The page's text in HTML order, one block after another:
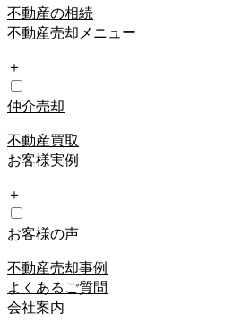
不動産の相続
不動産売却メニュー
＋
仲介売却
不動産買取
お客様実例
＋
お客様の声
不動産売却事例
よくあるご質問
会社案内